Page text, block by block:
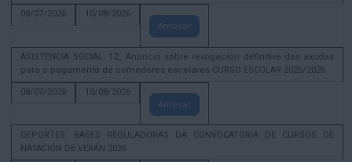
08/07/2026
10/08/2026
Amosar
ASISTENCIA SOCIAL. 12_ Anuncio sobre revogación definitiva das axudas
para o pagamento de comedores escolares CURSO ESCOLAR 2025/2026
08/07/2026
10/08/2026
Amosar
DEPORTES. BASES REGULADORAS DA CONVOCATORIA DE CURSOS DE
NATACIÓN DE VERÁN 2026